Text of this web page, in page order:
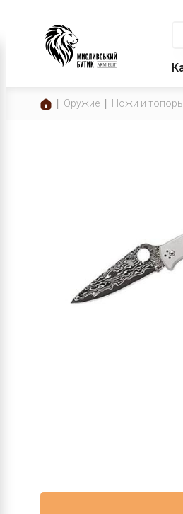
Оружие Ножи и топоры